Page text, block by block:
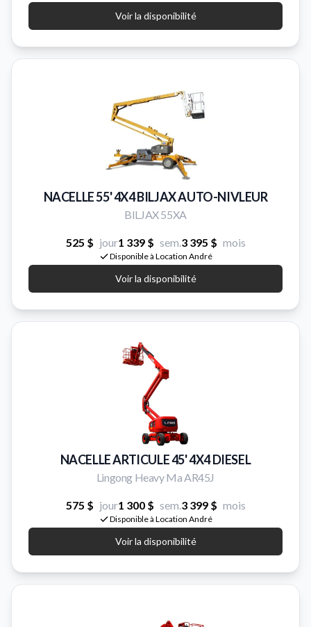
Voir la disponibilité
NACELLE 55' 4X4 BILJAX AUTO-NIVLEUR
BILJAX 55XA
525 $ jour1 339 $ sem.3 395 $ mois
Disponible à Location André
Voir la disponibilité
NACELLE ARTICULE 45' 4X4 DIESEL
Lingong Heavy Ma AR45J
575 $ jour1 300 $ sem.3 399 $ mois
Disponible à Location André
Voir la disponibilité